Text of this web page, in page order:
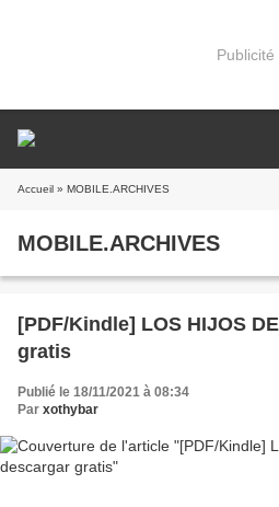
Publicité
Accueil » MOBILE.ARCHIVES
MOBILE.ARCHIVES
[PDF/Kindle] LOS HIJOS
gratis
Publié le 18/11/2021 à 08:34
Par xothybar